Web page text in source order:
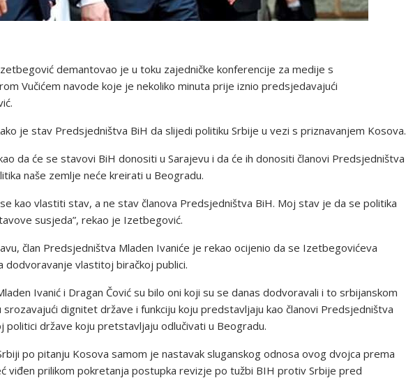
demantovao je u toku zajedničke konferencije za medije s
Vučićem navode koje je nekoliko minuta prije iznio predsjedavajući
je stav Predsjedništva BiH da slijedi politiku Srbije u vezi s priznavanjem Kosova.
da će se stavovi BiH donositi u Sarajevu i da će ih donositi članovi Predsjedništva
naše zemlje neće kreirati u Beogradu.
kao vlastiti stav, a ne stav članova Predsjedništva BiH. Moj stav je da se politika
susjeda”, rekao je Izetbegović.
član Predsjedništva Mladen Ivaniće je rekao ocijenio da se Izetbegovićeva
dodvoravanje vlastitoj biračkoj publici.
Ivanić i Dragan Čović su bilo oni koji su se danas dodvoravali i to srbijanskom
srozavajući dignitet države i funkciju koju predstavljaju kao članovi Predsjedništva
politici države koju pretstavljaju odlučivati u Beogradu.
po pitanju Kosova samom je nastavak sluganskog odnosa ovog dvojca prema
viđen prilikom pokretanja postupka revizje po tužbi BIH protiv Srbije pred